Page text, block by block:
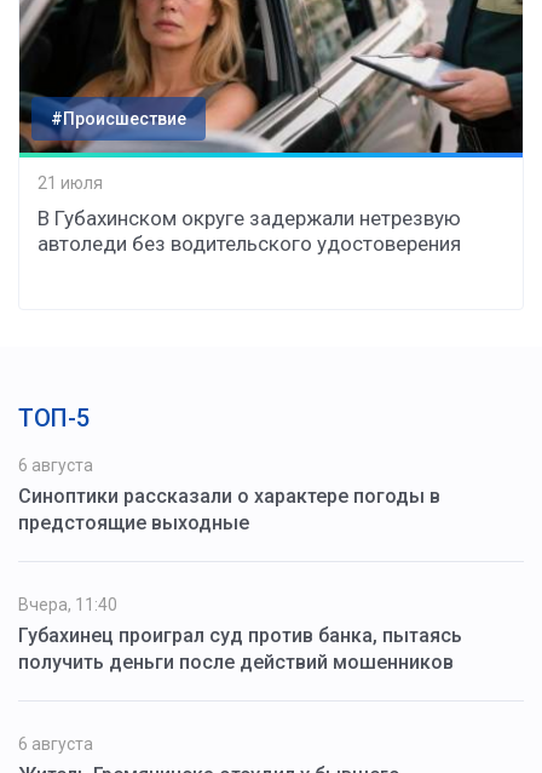
#Происшествие
21 июля
В Губахинском округе задержали нетрезвую
автоледи без водительского удостоверения
ТОП-5
6 августа
Синоптики рассказали о характере погоды в
предстоящие выходные
Вчера, 11:40
Губахинец проиграл суд против банка, пытаясь
получить деньги после действий мошенников
6 августа